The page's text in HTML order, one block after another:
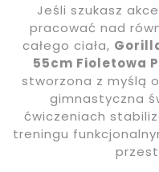
Jeśli szukasz
pracować nad
całego ciała,
55cm Fioletowa
stworzona z myślą
gimnastyczna
ćwiczeniach
treningu